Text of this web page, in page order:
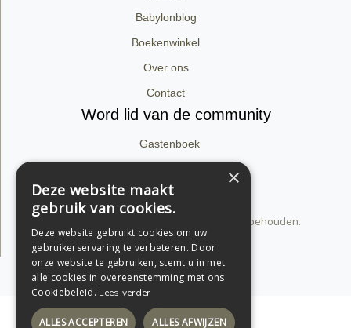
Babylonblog
Boekenwinkel
Over ons
Contact
Word lid van de community
Gastenboek
Instagram
© 2026 dirk van babylon. Alle rechten voorbehouden.
Privacyverklaring
Support by Conversal
×
Deze website maakt
gebruik van cookies.
Deze website gebruikt cookies om uw
gebruikerservaring te verbeteren. Door
onze website te gebruiken, stemt u in met
alle cookies in overeenstemming met ons
Cookiebeleid. Lees verder
ALLES ACCEPTEREN ALLES AFWIJZEN